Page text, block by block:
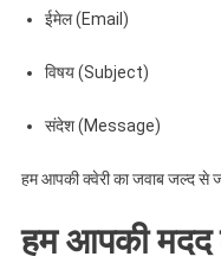
ईमेल (Email)
विषय (Subject)
संदेश (Message)
हम आपकी क्वेरी का जवाब जल्द से
हम आपकी मदद